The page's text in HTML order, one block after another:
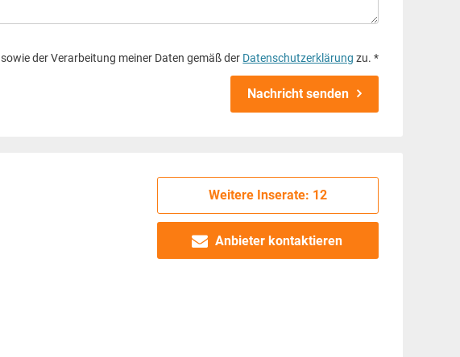
sowie der Verarbeitung meiner Daten gemäß der Datenschutzerklärung zu. *
Nachricht senden
Weitere Inserate: 12
Anbieter kontaktieren